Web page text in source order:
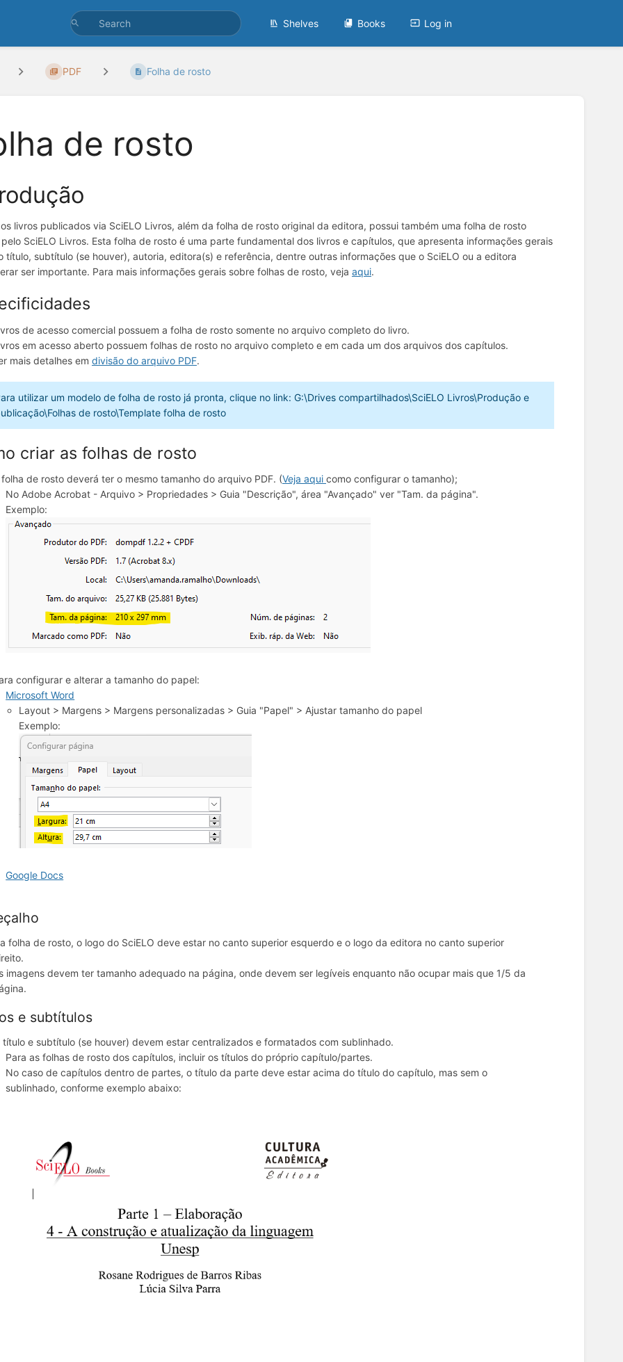
Shelves Books Log in
PDF Folha de rosto
de rosto
livros publicados via SciELO Livros, além da folha de rosto original da editora, possui também uma folha de rosto
SciELO Livros. Esta folha de rosto é uma parte fundamental dos livros e capítulos, que apresenta informações gerais
título, subtítulo (se houver), autoria, editora(s) e referência, dentre outras informações que o SciELO ou a editora
ser importante. Para mais informações gerais sobre folhas de rosto, veja aqui.
de acesso comercial possuem a folha de rosto somente no arquivo completo do livro.
em acesso aberto possuem folhas de rosto no arquivo completo e em cada um dos arquivos dos capítulos.
mais detalhes em divisão do arquivo PDF.
utilizar um modelo de folha de rosto já pronta, clique no link: G:\Drives compartilhados\SciELO Livros\Produção e
de rosto\Template folha de rosto
criar as folhas de rosto
folha de rosto deverá ter o mesmo tamanho do arquivo PDF. (Veja aqui como configurar o tamanho);
No Adobe Acrobat - Arquivo > Propriedades > Guia "Descrição", área "Avançado" ver "Tam. da página".
Exemplo:
configurar e alterar a tamanho do papel:
Microsoft Word
Layout > Margens > Margens personalizadas > Guia "Papel" > Ajustar tamanho do papel
Exemplo:
Google Docs
folha de rosto, o logo do SciELO deve estar no canto superior esquerdo e o logo da editora no canto superior
imagens devem ter tamanho adequado na página, onde devem ser legíveis enquanto não ocupar mais que 1/5 da
e subtítulos
título e subtítulo (se houver) devem estar centralizados e formatados com sublinhado.
Para as folhas de rosto dos capítulos, incluir os títulos do próprio capítulo/partes.
No caso de capítulos dentro de partes, o título da parte deve estar acima do título do capítulo, mas sem o
sublinhado, conforme exemplo abaixo: